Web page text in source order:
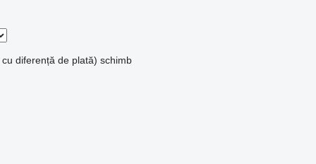
diferență de plată) schimb